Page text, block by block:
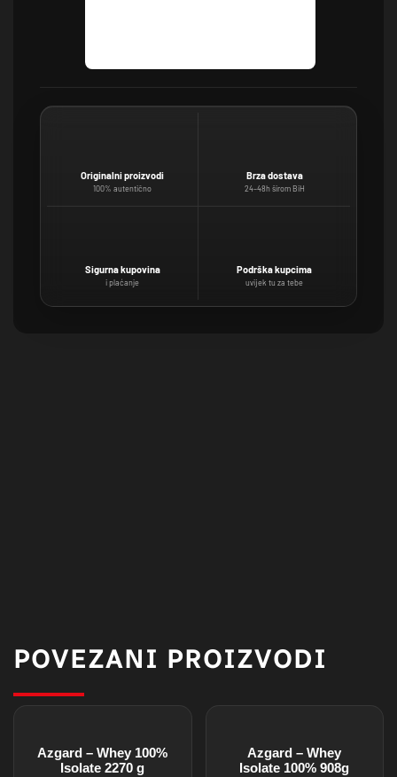
Originalni proizvodi
100% autentično
Brza dostava
24–48h širom BiH
Sigurna kupovina
i plaćanje
Podrška kupcima
uvijek tu za tebe
POVEZANI PROIZVODI
Azgard – Whey 100%
Isolate 2270 g
Azgard – Whey
Isolate 100% 908g